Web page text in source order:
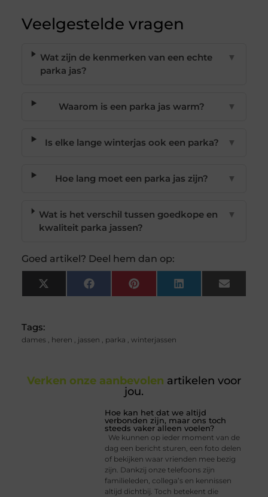
Veelgestelde vragen
Wat zijn de kenmerken van een echte
parka jas?
▼
Waarom is een parka jas warm? ▼
Is elke lange winterjas ook een parka? ▼
Hoe lang moet een parka jas zijn? ▼
Wat is het verschil tussen goedkope en
kwaliteit parka jassen?
▼
Goed artikel? Deel hem dan op:
X
(Twitter)
FacebookPinterest LinkedIn Email
Tags:
dames, heren , jassen , parka , winterjassen
Verken onze aanbevolen artikelen voor
jou.
Hoe kan het dat we altijd
verbonden zijn, maar ons toch
steeds vaker alleen voelen?
We kunnen op ieder moment van de
dag een bericht sturen, een foto delen
of bekijken waar vrienden mee bezig
zijn. Dankzij onze telefoons zijn
familieleden, collega’s en kennissen
altijd dichtbij. Toch betekent die